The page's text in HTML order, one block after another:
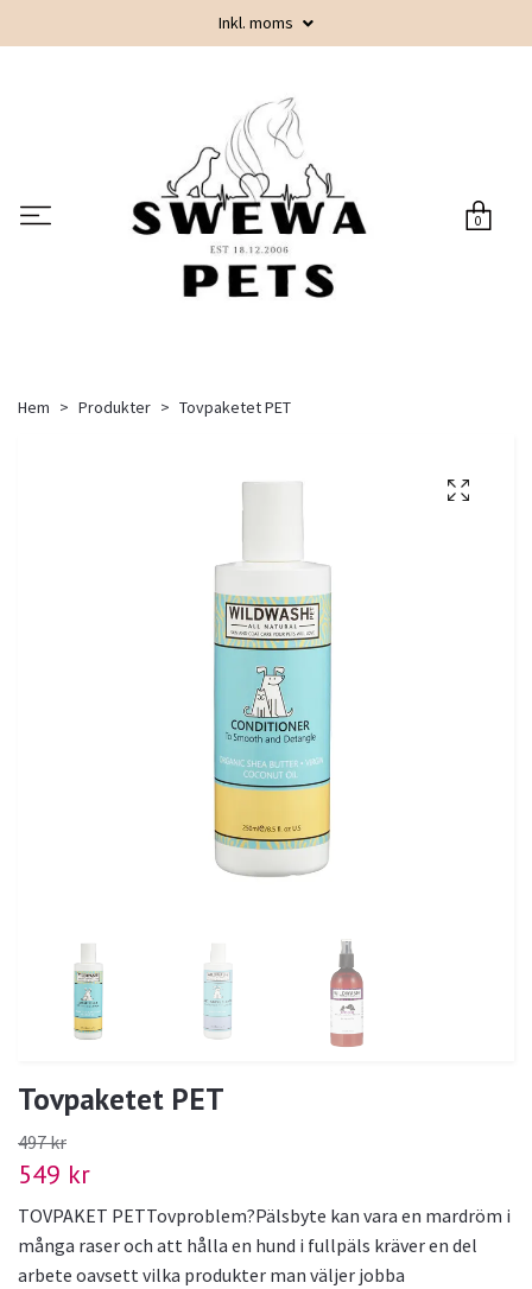
Inkl. moms
0
Hem Produkter Tovpaketet PET
Tovpaketet PET
497 kr
549 kr
TOVPAKET PETTovproblem?Pälsbyte kan vara en mardröm i
många raser och att hålla en hund i fullpäls kräver en del
arbete oavsett vilka produkter man väljer jobba